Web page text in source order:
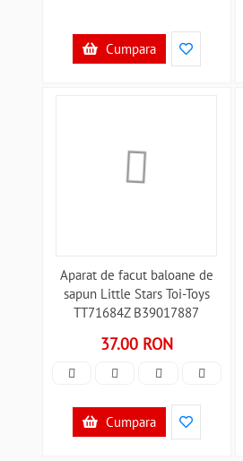
Cumpara
Aparat de facut baloane de
sapun Little Stars Toi-Toys
TT71684Z B39017887
37.00 RON
Cumpara